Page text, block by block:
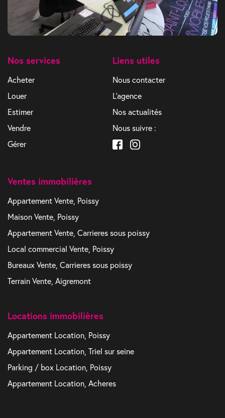
Nos services
Acheter
Louer
Estimer
Vendre
Gérer
Liens utiles
Nous contacter
L'agence
Nos actualités
Nous suivre :
Ventes immobilières
Appartement Vente, Poissy
Maison Vente, Poissy
Appartement Vente, Carrieres sous poissy
Local commercial Vente, Poissy
Bureaux Vente, Carrieres sous poissy
Terrain Vente, Aigremont
Locations immobilières
Appartement Location, Poissy
Appartement Location, Triel sur seine
Parking / box Location, Poissy
Appartement Location, Acheres